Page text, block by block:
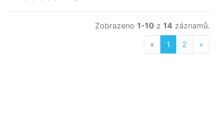
Zobrazeno 1-10 z 14 záznamů.
« Previous
1 2 »